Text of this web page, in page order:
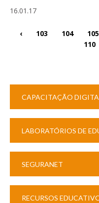
16.01.17
‹ 103 104 105
110
CAPACITAÇÃO
LABORATÓRIOS DE
SEGURANET
RECURSOS